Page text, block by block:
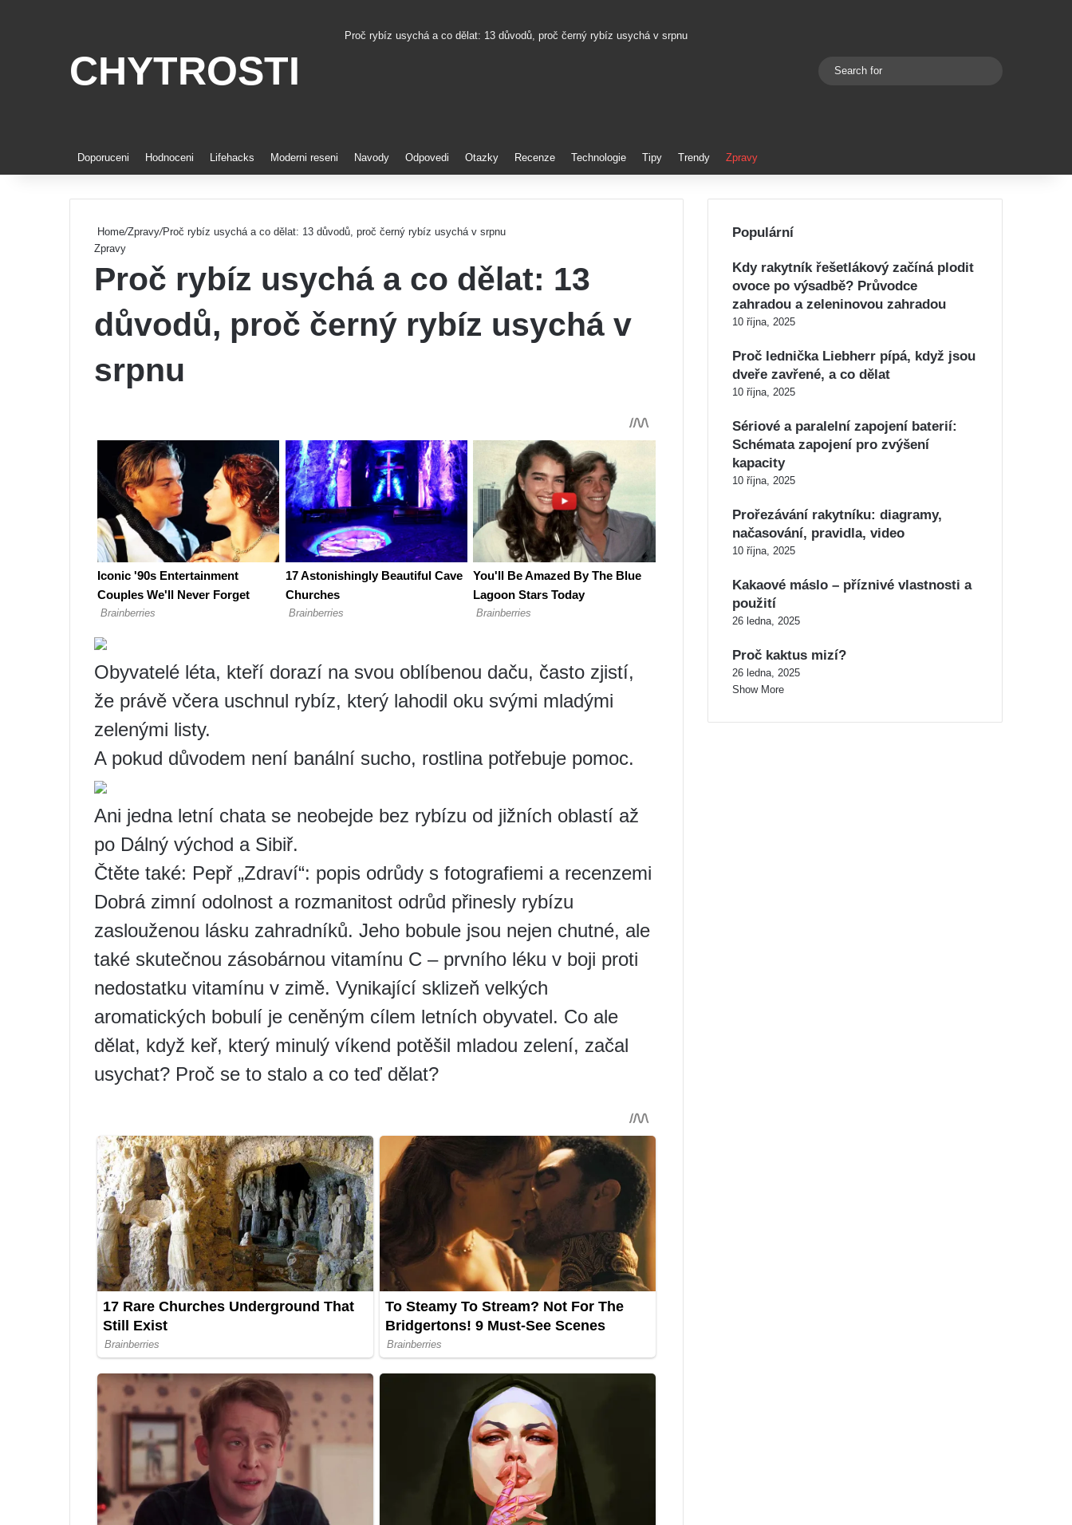
CHYTROSTI
Proč rybíz usychá a co dělat: 13 důvodů, proč černý rybíz usychá v srpnu
Switch skin
Doporuceni Hodnoceni Lifehacks Moderni reseni Navody Odpovedi Otazky Recenze Technologie Tipy Trendy Zpravy
Home/Zpravy/Proč rybíz usychá a co dělat: 13 důvodů, proč černý rybíz usychá v srpnu
Zpravy
Proč rybíz usychá a co dělat: 13
důvodů, proč černý rybíz usychá v
srpnu
Obyvatelé léta, kteří dorazí na svou oblíbenou daču, často zjistí,
že právě včera uschnul rybíz, který lahodil oku svými mladými
zelenými listy.
A pokud důvodem není banální sucho, rostlina potřebuje pomoc.
Ani jedna letní chata se neobejde bez rybízu od jižních oblastí až
po Dálný východ a Sibiř.
Čtěte také: Pepř „Zdraví“: popis odrůdy s fotografiemi a recenzemi
Dobrá zimní odolnost a rozmanitost odrůd přinesly rybízu
zaslouženou lásku zahradníků. Jeho bobule jsou nejen chutné, ale
také skutečnou zásobárnou vitamínu C – prvního léku v boji proti
nedostatku vitamínu v zimě. Vynikající sklizeň velkých
aromatických bobulí je ceněným cílem letních obyvatel. Co ale
dělat, když keř, který minulý víkend potěšil mladou zelení, začal
usychat? Proč se to stalo a co teď dělat?
Populární
Kdy rakytník řešetlákový začíná plodit
ovoce po výsadbě? Průvodce
zahradou a zeleninovou zahradou
10 října, 2025
Proč lednička Liebherr pípá, když jsou
dveře zavřené, a co dělat
10 října, 2025
Sériové a paralelní zapojení baterií:
Schémata zapojení pro zvýšení
kapacity
10 října, 2025
Prořezávání rakytníku: diagramy,
načasování, pravidla, video
10 října, 2025
Kakaové máslo – příznivé vlastnosti a
použití
26 ledna, 2025
Proč kaktus mizí?
26 ledna, 2025
Show More